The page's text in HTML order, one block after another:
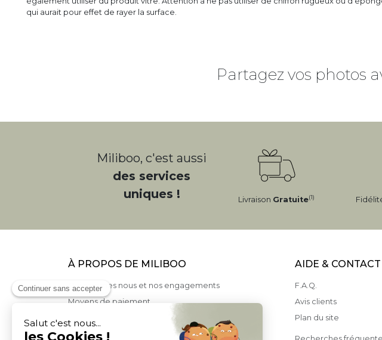
qui aurait pour effet de rayer la surface.
Partagez vos photos
Miliboo, c'est aussi
des services
uniques !
Livraison Gratuite(1)
À PROPOS DE MILIBOO
Qui sommes nous et nos engagements
Moyens de paiement
Conditions générales de Vente
AIDE & CONTACT
F.A.Q.
Avis clients
Plan du site